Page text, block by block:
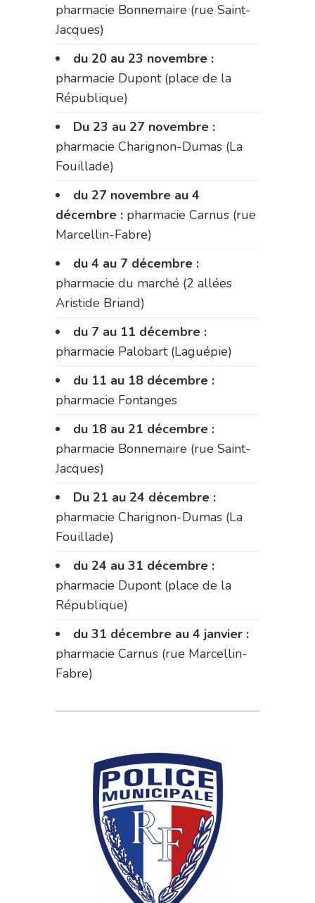
pharmacie Bonnemaire (rue Saint-
Jacques)
du 20 au 23 novembre :
pharmacie Dupont (place de la
République)
Du 23 au 27 novembre :
pharmacie Charignon-Dumas (La
Fouillade)
du 27 novembre au 4
décembre : pharmacie Carnus (rue
Marcellin-Fabre)
du 4 au 7 décembre :
pharmacie du marché (2 allées
Aristide Briand)
du 7 au 11 décembre :
pharmacie Palobart (Laguépie)
du 11 au 18 décembre :
pharmacie Fontanges
du 18 au 21 décembre :
pharmacie Bonnemaire (rue Saint-
Jacques)
Du 21 au 24 décembre :
pharmacie Charignon-Dumas (La
Fouillade)
du 24 au 31 décembre :
pharmacie Dupont (place de la
République)
du 31 décembre au 4 janvier :
pharmacie Carnus (rue Marcellin-
Fabre)